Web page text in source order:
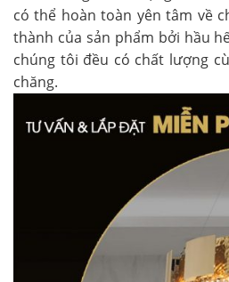
có thể hoàn toàn yên tâm về
thành của sản phẩm bởi hầu
chúng tôi đều có chất lượng
chăng.